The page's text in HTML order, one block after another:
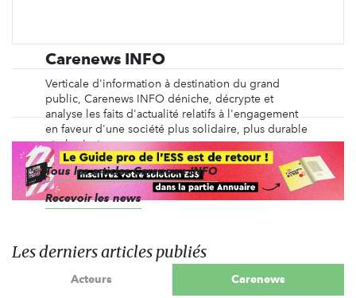
Carenews INFO
Verticale d'information à destination du grand
public, Carenews INFO déniche, décrypte et
analyse les faits d'actualité relatifs à l'engagement
en faveur d'une société plus solidaire, plus durable
et plus juste.
Tous les articles Carenews INFO
Recevoir les news
Les derniers articles publiés
Acteurs Carenews